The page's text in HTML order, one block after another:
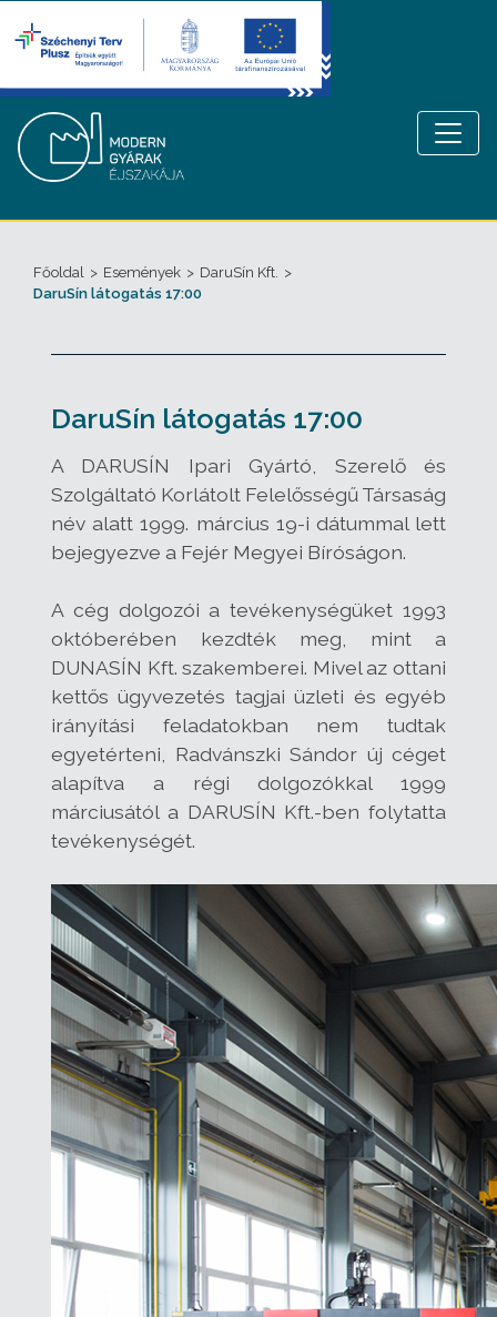
Főoldal > Események > DaruSín Kft. >
DaruSín látogatás 17:00
DaruSín látogatás 17:00
A DARUSÍN Ipari Gyártó, Szerelő és
Szolgáltató Korlátolt Felelősségű Társaság
név alatt 1999. március 19-i dátummal lett
bejegyezve a Fejér Megyei Bíróságon.
A cég dolgozói a tevékenységüket 1993
októberében kezdték meg, mint a
DUNASÍN Kft. szakemberei. Mivel az ottani
kettős ügyvezetés tagjai üzleti és egyéb
irányítási feladatokban nem tudtak
egyetérteni, Radvánszki Sándor új céget
alapítva a régi dolgozókkal 1999
márciusától a DARUSÍN Kft.-ben folytatta
tevékenységét.